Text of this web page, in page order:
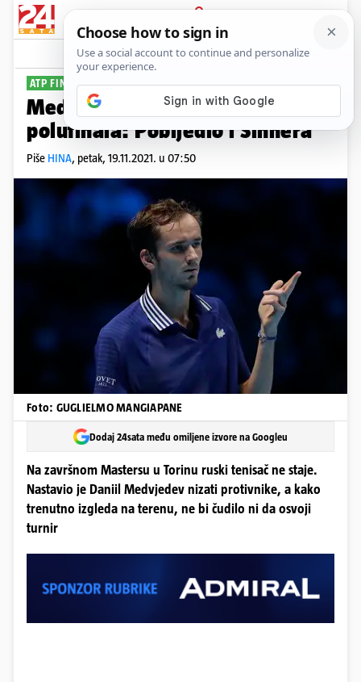
PRIJAVA
Sport Komentari
ATP FINALS
Medvjedev bez poraza došao do
polufinala: Pobijedio i Sinnera
Piše HINA, petak, 19.11.2021. u 07:50
Foto: GUGLIELMO MANGIAPANE
Dodaj 24sata među omiljene izvore na Googleu
Na završnom Mastersu u Torinu ruski tenisač ne staje.
Nastavio je Daniil Medvjedev nizati protivnike, a kako
trenutno izgleda na terenu, ne bi čudilo ni da osvoji
turnir